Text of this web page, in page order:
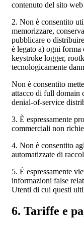
contenuto del sito
2. Non è consentito
memorizzare,
pubblicare o
è legato a) ogni
keystroke logger,
tecnologicamente
Non è consentito
attacco di full domain
denial-of-service
3. È espressamente
commerciali non
4. Non è consentito
automatizzate di
5. È espressamente
informazioni false
Utenti di cui questi
6. Tariffe e